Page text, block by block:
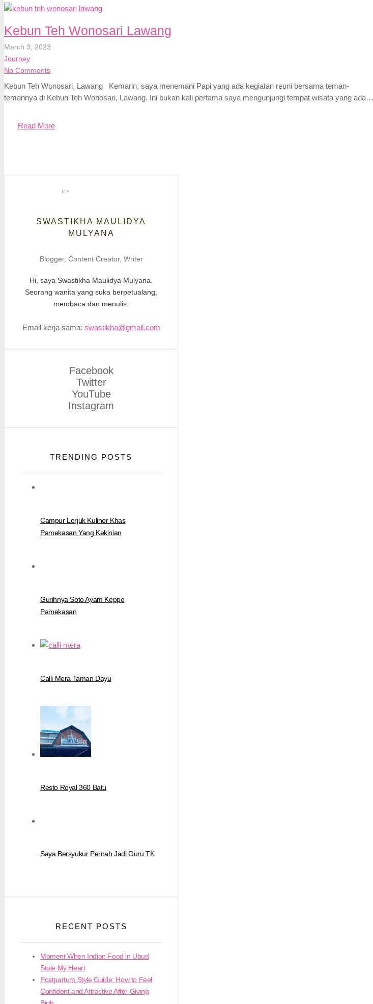
Kebun Teh Wonosari Lawang
March 3, 2023
Journey
No Comments
Kebun Teh Wonosari, Lawang Kemarin, saya menemani Papi yang ada kegiatan reuni bersama teman-
temannya di Kebun Teh Wonosari, Lawang. Ini bukan kali pertama saya mengunjungi tempat wisata yang ada…
Read More
SWASTIKHA MAULIDYA
MULYANA
Blogger, Content Creator, Writer
Hi, saya Swastikha Maulidya Mulyana.
Seorang wanita yang suka berpetualang,
membaca dan menulis.
Email kerja sama: swastikha@gmail.com
Facebook
Twitter
YouTube
Instagram
TRENDING POSTS
Campur Lorjuk Kuliner Khas
Pamekasan Yang Kekinian
Gurihnya Soto Ayam Keppo
Pamekasan
Calli Mera Taman Dayu
Resto Royal 360 Batu
Saya Bersyukur Pernah Jadi Guru TK
RECENT POSTS
Moment When Indian Food in Ubud
Stole My Heart
Postpartum Style Guide: How to Feel
Confident and Attractive After Giving